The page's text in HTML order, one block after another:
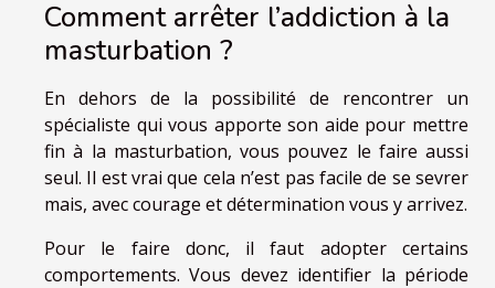
Comment arrêter l’addiction à la
masturbation ?
En dehors de la possibilité de rencontrer un
spécialiste qui vous apporte son aide pour mettre
fin à la masturbation, vous pouvez le faire aussi
seul. Il est vrai que cela n’est pas facile de se sevrer
mais, avec courage et détermination vous y arrivez.
Pour le faire donc, il faut adopter certains
comportements. Vous devez identifier la période